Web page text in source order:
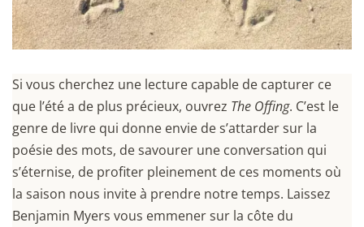
Si vous cherchez une lecture capable de capturer ce
que l’été a de plus précieux, ouvrez The Offing. C’est le
genre de livre qui donne envie de s’attarder sur la
poésie des mots, de savourer une conversation qui
s’éternise, de profiter pleinement de ces moments où
la saison nous invite à prendre notre temps. Laissez
Benjamin Myers vous emmener sur la côte du